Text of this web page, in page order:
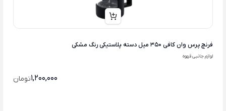
فرنچ پرس وان کافی 350 میل دسته پلاستیکی رنگ مشکی
لوازم جانبی قهوه
1,200,000تومان